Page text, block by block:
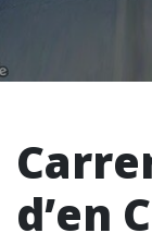
d’en